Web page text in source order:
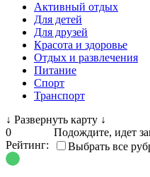
Активный отдых
Для детей
Для друзей
Красота и здоровье
Отдых и развлечения
Питание
Спорт
Транспорт
↓ Развернуть карту ↓
Подождите, идет
Выбрать все
0
Рейтинг: